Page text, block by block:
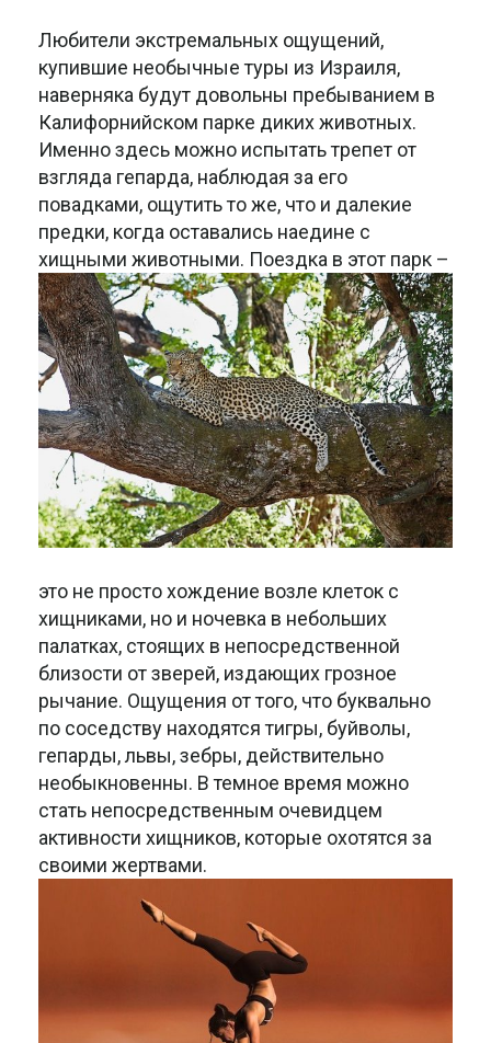
Любители экстремальных ощущений,
купившие необычные туры из Израиля,
наверняка будут довольны пребыванием в
Калифорнийском парке диких животных.
Именно здесь можно испытать трепет от
взгляда гепарда, наблюдая за его
повадками, ощутить то же, что и далекие
предки, когда оставались наедине с
хищными животными. Поездка в этот парк –
это не просто хождение возле клеток с
хищниками, но и ночевка в небольших
палатках, стоящих в непосредственной
близости от зверей, издающих грозное
рычание. Ощущения от того, что буквально
по соседству находятся тигры, буйволы,
гепарды, львы, зебры, действительно
необыкновенны. В темное время можно
стать непосредственным очевидцем
активности хищников, которые охотятся за
своими жертвами.